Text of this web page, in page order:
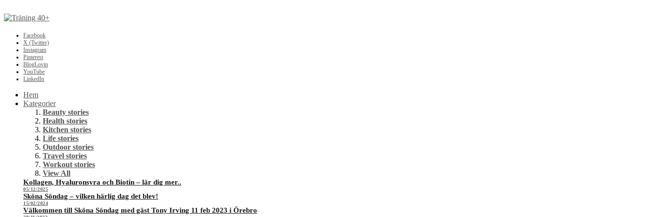
Facebook
X (Twitter)
Instagram
Pinterest
BlogLovin
YouTube
LinkedIn
Hem
Kategorier
Beauty stories
Health stories
Kitchen stories
Life stories
Outdoor stories
Travel stories
Workout stories
View All
Kollagen, Hyaluronsyra och Biotin – lär dig mer..
05/12/2025
Sköna Söndag – vilken härlig dag det blev!
15/02/2024
Välkommen till Sköna Söndag med gäst Tony Irving 11 feb 2023 i Örebro